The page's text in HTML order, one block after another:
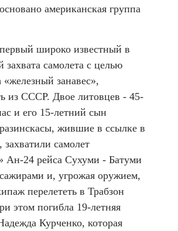
американская группа
широко известный в
самолета с целью
«железный занавес»,
из СССР. Двое литовцев - 45-
и его 15-летний сын
жившие в ссылке в
захватили самолет
Ан-24 рейса Сухуми - Батуми
и, угрожая оружием,
перелететь в Трабзон
этом погибла 19-летняя
Курченко, которая